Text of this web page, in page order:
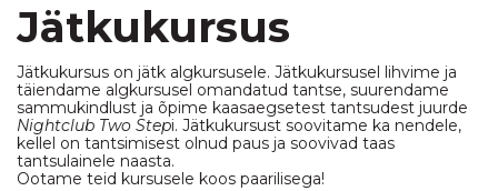
Jätkukursus
Jätkukursus on jätk algkursusele. Jätkukursusel lihvime ja
täiendame algkursusel omandatud tantse, suurendame
sammukindlust ja õpime kaasaegsetest tantsudest juurde
Nightclub Two Stepi. Jätkukursust soovitame ka nendele,
kellel on tantsimisest olnud paus ja soovivad taas
tantsulainele naasta.
Ootame teid kursusele koos paarilisega!